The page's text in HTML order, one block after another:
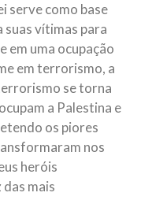
serve como base
suas vítimas para
em uma ocupação
em terrorismo, a
se torna
a Palestina e
os piores
nos
heróis
mais